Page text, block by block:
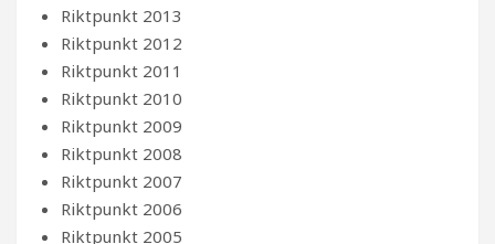
Riktpunkt 2013
Riktpunkt 2012
Riktpunkt 2011
Riktpunkt 2010
Riktpunkt 2009
Riktpunkt 2008
Riktpunkt 2007
Riktpunkt 2006
Riktpunkt 2005